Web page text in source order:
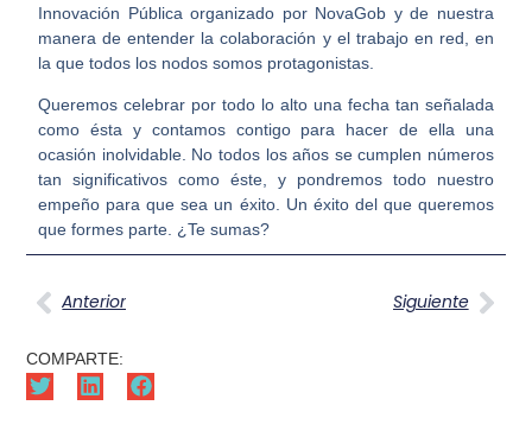
Innovación Pública organizado por NovaGob y de nuestra
manera de entender la colaboración y el trabajo en red, en
la que todos los nodos somos protagonistas.
Queremos celebrar por todo lo alto una fecha tan señalada
como ésta y contamos contigo para hacer de ella una
ocasión inolvidable. No todos los años se cumplen números
tan significativos como éste, y pondremos todo nuestro
empeño para que sea un éxito. Un éxito del que queremos
que formes parte. ¿Te sumas?
Anterior Siguiente
COMPARTE: